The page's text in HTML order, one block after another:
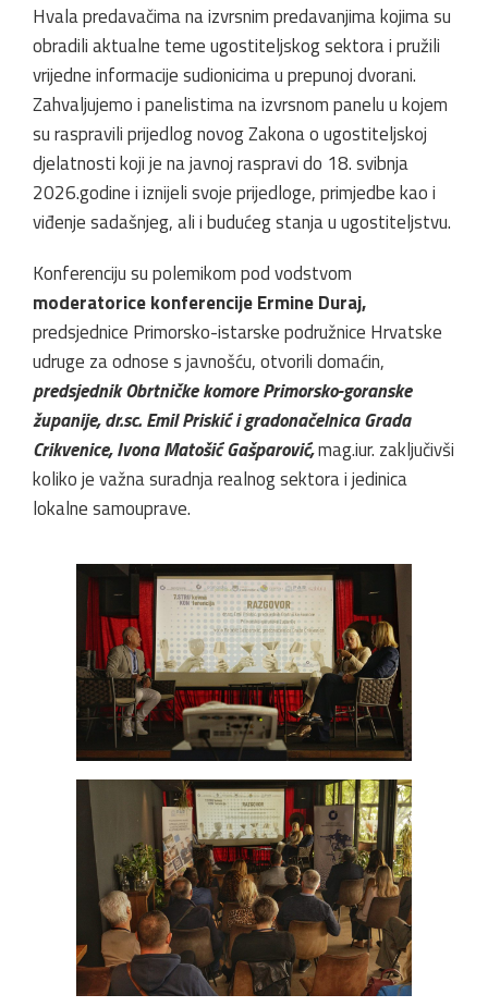
Hvala predavačima na izvrsnim predavanjima kojima su
obradili aktualne teme ugostiteljskog sektora i pružili
vrijedne informacije sudionicima u prepunoj dvorani.
Zahvaljujemo i panelistima na izvrsnom panelu u kojem
su raspravili prijedlog novog Zakona o ugostiteljskoj
djelatnosti koji je na javnoj raspravi do 18. svibnja
2026.godine i iznijeli svoje prijedloge, primjedbe kao i
viđenje sadašnjeg, ali i budućeg stanja u ugostiteljstvu.
Konferenciju su polemikom pod vodstvom
moderatorice konferencije Ermine Duraj,
predsjednice Primorsko-istarske podružnice Hrvatske
udruge za odnose s javnošću, otvorili domaćin,
predsjednik Obrtničke komore Primorsko-goranske
županije, dr.sc. Emil Priskić i gradonačelnica Grada
Crikvenice, Ivona Matošić Gašparović,mag.iur. zaključivši
koliko je važna suradnja realnog sektora i jedinica
lokalne samouprave.